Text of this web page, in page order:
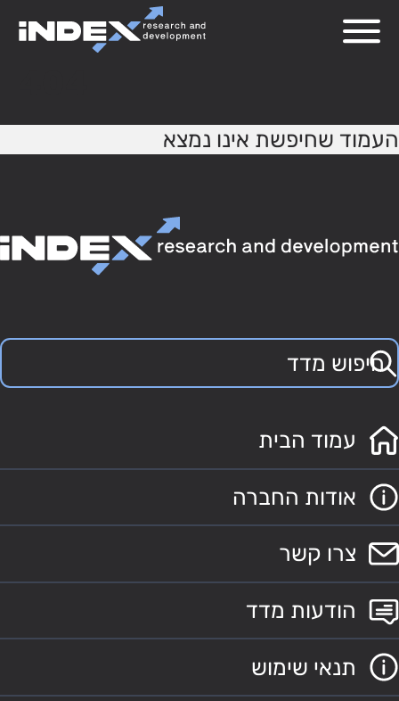
העמוד שחיפשת אינו נמצא
עמוד הבית
אודות החברה
צרו קשר
הודעות מדד
תנאי שימוש